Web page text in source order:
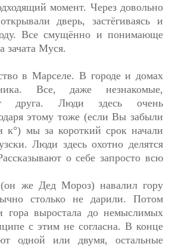
момент. Через довольно
дверь, застёгиваясь и
Все смущённо и понимающе
зачата Муся.
в Марселе. В городе и домах
Все, даже незнакомые,
друга. Люди здесь очень
этому тоже (если Вы забыли
мы за короткий срок начали
Люди здесь охотно делятся
о себе запросто всю
же Дед Мороз) навалил гору
столько не дарили. Потом
гора выростала до немыслимых
с этим не согласна. В конце
одной или двумя, остальные